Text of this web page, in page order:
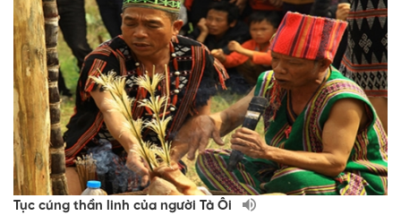
Tục cúng thần linh của người Tà Ôi